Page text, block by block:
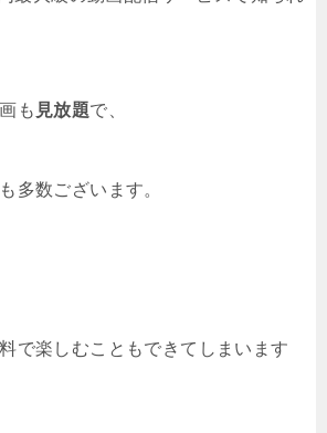
も 見放題で、
多数ございます。
で楽しむこともできてしまいます